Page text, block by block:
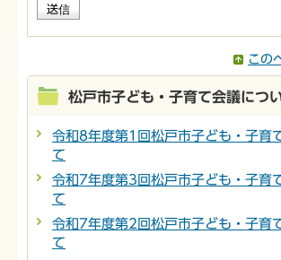
この
松戸市子ども・子育て会議につ
令和8年度第1回松戸市子ども・子育
て
令和7年度第3回松戸市子ども・子育
て
令和7年度第2回松戸市子ども・子育
て